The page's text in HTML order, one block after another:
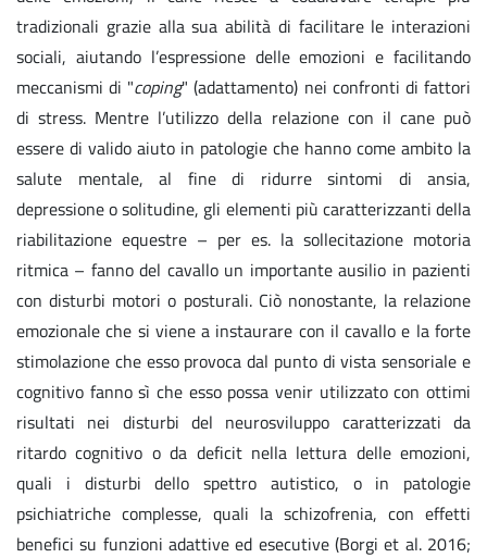
tradizionali grazie alla sua abilità di facilitare le interazioni
sociali, aiutando l’espressione delle emozioni e facilitando
meccanismi di "coping" (adattamento) nei confronti di fattori
di stress. Mentre l’utilizzo della relazione con il cane può
essere di valido aiuto in patologie che hanno come ambito la
salute mentale, al fine di ridurre sintomi di ansia,
depressione o solitudine, gli elementi più caratterizzanti della
riabilitazione equestre – per es. la sollecitazione motoria
ritmica – fanno del cavallo un importante ausilio in pazienti
con disturbi motori o posturali. Ciò nonostante, la relazione
emozionale che si viene a instaurare con il cavallo e la forte
stimolazione che esso provoca dal punto di vista sensoriale e
cognitivo fanno sì che esso possa venir utilizzato con ottimi
risultati nei disturbi del neurosviluppo caratterizzati da
ritardo cognitivo o da deficit nella lettura delle emozioni,
quali i disturbi dello spettro autistico, o in patologie
psichiatriche complesse, quali la schizofrenia, con effetti
benefici su funzioni adattive ed esecutive (Borgi et al. 2016;